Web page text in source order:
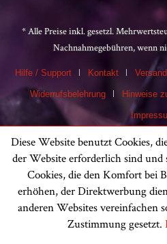
* Alle Preise inkl. gesetzl.
Nachnahmegebühren, wenn
Hilfe / Support Kontakt
Widerrufsbelehrung Hinweise
Diese Website benutzt Cookies,
der Website erforderlich sind und
Cookies, die den Komfort bei
erhöhen, der Direktwerbung
anderen Websites vereinfachen
Zustimmung gesetzt.